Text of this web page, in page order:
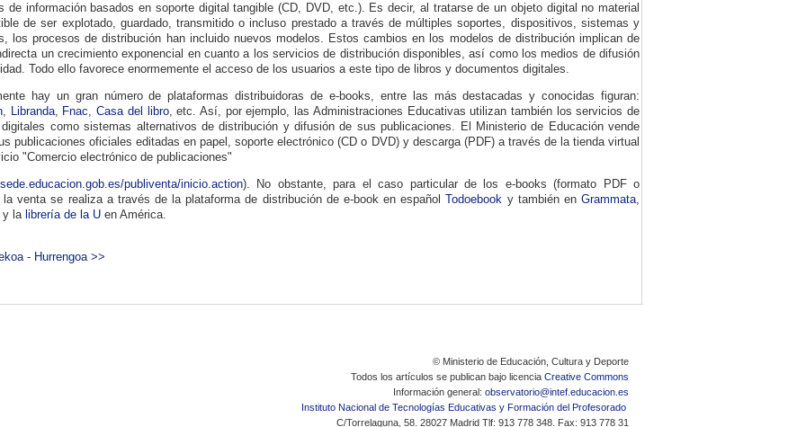
de información basados en soporte digital tangible (CD, DVD, etc.). Es decir, al tratarse de un objeto digital no material
de ser explotado, guardado, transmitido o incluso prestado a través de múltiples soportes, dispositivos, sistemas y
los procesos de distribución han incluido nuevos modelos. Estos cambios en los modelos de distribución implican de
un crecimiento exponencial en cuanto a los servicios de distribución disponibles, así como los medios de difusión
Todo ello favorece enormemente el acceso de los usuarios a este tipo de libros y documentos digitales.
hay un gran número de plataformas distribuidoras de e-books, entre las más destacadas y conocidas figuran:
, Libranda, Fnac,Casa del libro, etc. Así, por ejemplo, las Administraciones Educativas utilizan también los servicios de
como sistemas alternativos de distribución y difusión de sus publicaciones. El Ministerio de Educación vende
publicaciones oficiales editadas en papel, soporte electrónico (CD o DVD) y descarga (PDF) a través de la tienda virtual
"Comercio electrónico de publicaciones"
publiventa/inicio.action). No obstante, para el caso particular de los e-books (formato PDF o
la venta se realiza a través de la plataforma de distribución de e-book en españolTodoebook y también enGrammata,
y la librería de la U en América.
- Hurrengoa >>
© Ministerio de Educación, Cultura y Deporte
Todos los artículos se publican bajo licencia Creative Commons
Información general: observatorio@intef.educacion.es
Instituto Nacional de Tecnologías Educativas y Formación del Profesorado
C/Torrelaguna, 58. 28027 Madrid Tlf: 913 778 348. Fax: 913 778 31